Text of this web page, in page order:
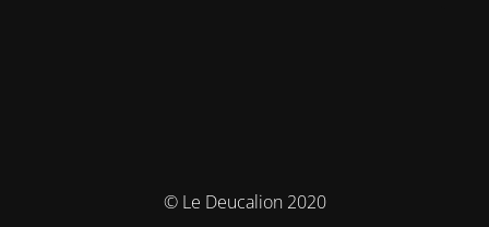
© Le Deucalion 2020